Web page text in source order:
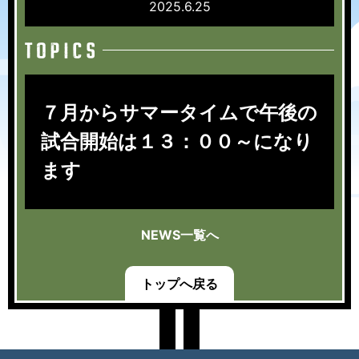
2025.6.25
７月からサマータイムで午後の
試合開始は１３：００～になり
ます
NEWS一覧へ
トップへ戻る